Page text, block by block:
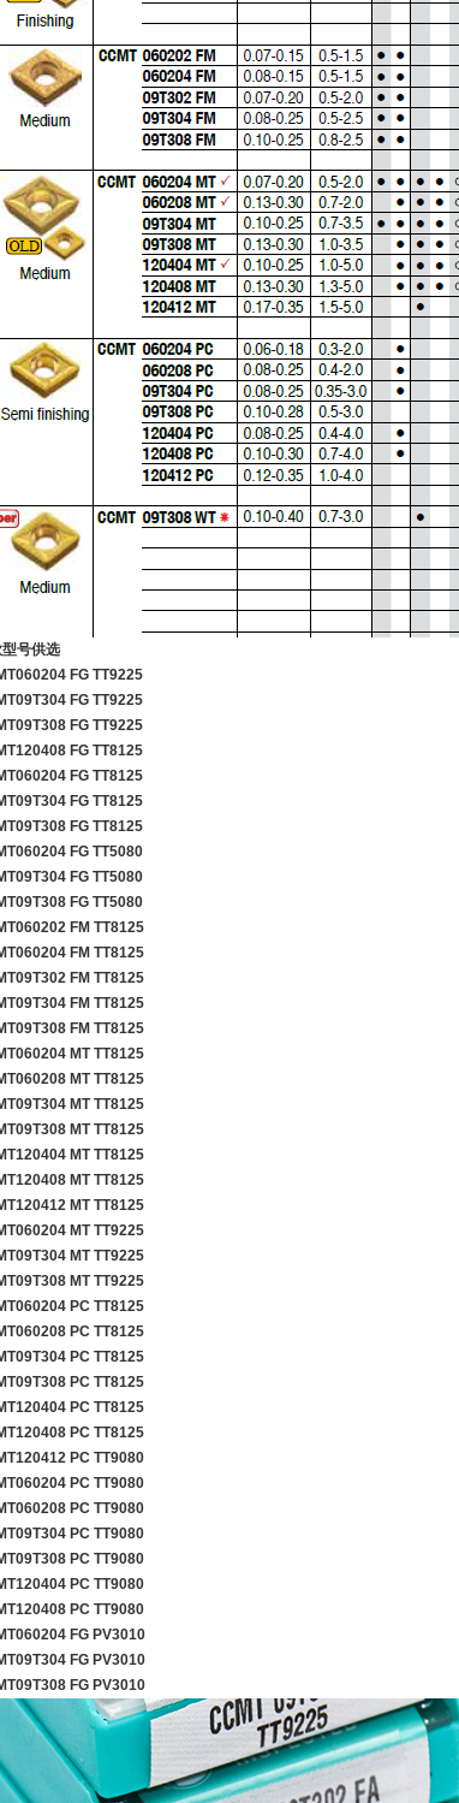
号供选
FG TT9225
FG TT9225
FG TT9225
FG TT8125
FG TT8125
FG TT8125
FG TT8125
FG TT5080
FG TT5080
FG TT5080
FM TT8125
FM TT8125
FM TT8125
FM TT8125
FM TT8125
MT TT8125
MT TT8125
MT TT8125
MT TT8125
MT TT8125
MT TT8125
MT TT8125
MT TT9225
MT TT9225
MT TT9225
PC TT8125
PC TT8125
PC TT8125
PC TT8125
PC TT8125
PC TT8125
PC TT9080
PC TT9080
PC TT9080
PC TT9080
PC TT9080
PC TT9080
PC TT9080
FG PV3010
FG PV3010
FG PV3010